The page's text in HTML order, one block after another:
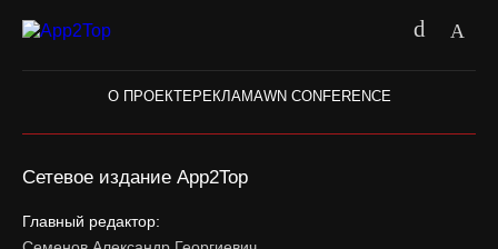
О ПРОЕКТЕРЕКЛАМАWN CONFERENCE
Сетевое издание App2Top
Главный редактор: